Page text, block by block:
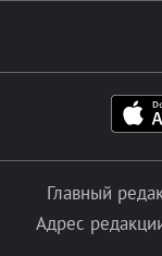
Главный
Адрес